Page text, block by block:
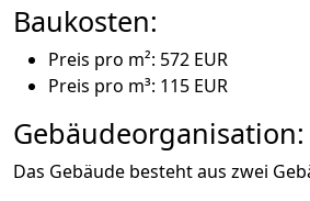
Baukosten:
Preis pro m²: 572 EUR
Preis pro m³: 115 EUR
Gebäudeorganisation:
Das Gebäude besteht aus zwei